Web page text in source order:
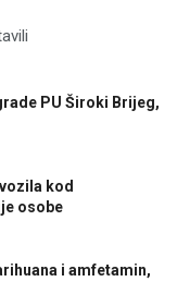
PU Široki Brijeg,
kod
osobe
i amfetamin,